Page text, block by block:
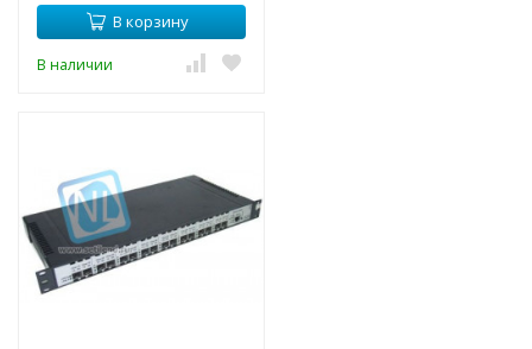
В корзину
В наличии